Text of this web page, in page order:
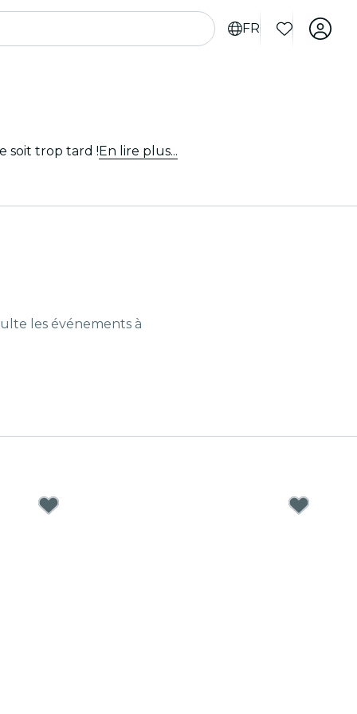
FR
soit trop tard !En lire plus...
les événements à